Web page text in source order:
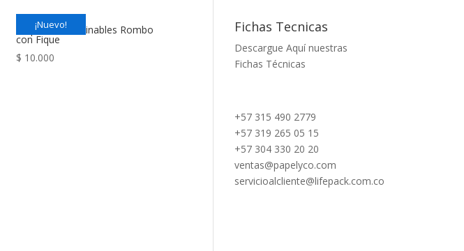
¡Nuevo!
Etiquetas Germinables Rombo
con Fique
$ 10.000
Fichas Tecnicas
Descargue Aquí nuestras
Fichas Técnicas
+57 315 490 2779
+57 319 265 05 15
+57 304 330 20 20
ventas@papelyco.com
servicioalcliente@lifepack.com.co